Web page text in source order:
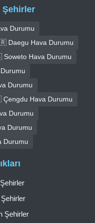
Şehirler
Durumu
Daegu Hava Durumu
Hava Durumu
Durumu
Hava Durumu
Durumu
Durumu
Şehirler